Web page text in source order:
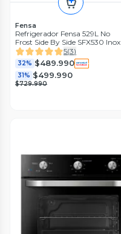
Fensa
Refrigerador Fensa 529L No
Frost Side By Side SFX530 Inox
5(3)
32% $489.990
31% $499.990
$729.990